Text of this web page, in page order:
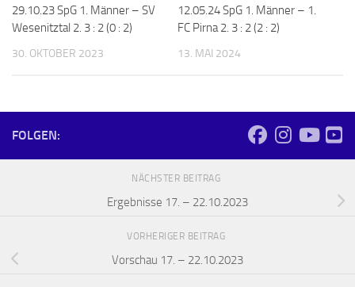
29.10.23 SpG 1. Männer – SV
Wesenitztal 2. 3 : 2 (0 : 2)
30. OKTOBER 2023
12.05.24 SpG 1. Männer – 1.
FC Pirna 2. 3 : 2 (2 : 2)
13. MAI 2024
FOLGEN:
NÄCHSTER BEITRAG
Ergebnisse 17. – 22.10.2023
VORHERIGER BEITRAG
Vorschau 17. – 22.10.2023